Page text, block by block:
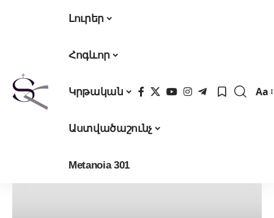
Լուրեր
Հոգևոր
Կրթական
Աստվածաշունչ
Metanoia 301
Aa